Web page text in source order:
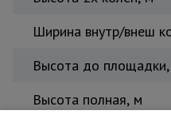
Ширина внутр/внеш
Высота до
Высота полная, м